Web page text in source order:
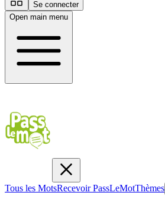
Se connecter
Open main menu
Tous les MotsRecevoir PassLeMotThèmes